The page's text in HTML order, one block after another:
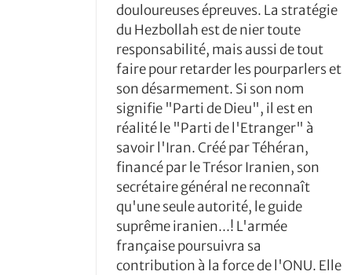
douloureuses épreuves. La stratégie
du Hezbollah est de nier toute
responsabilité, mais aussi de tout
faire pour retarder les pourparlers et
son désarmement. Si son nom
signifie "Parti de Dieu", il est en
réalité le "Parti de l'Etranger" à
savoir l'Iran. Créé par Téhéran,
financé par le Trésor Iranien, son
secrétaire général ne reconnaît
qu'une seule autorité, le guide
suprême iranien...! L'armée
française poursuivra sa
contribution à la force de l'ONU. Elle
Le régime iranien va t-il finir par
tomber prochainement ?